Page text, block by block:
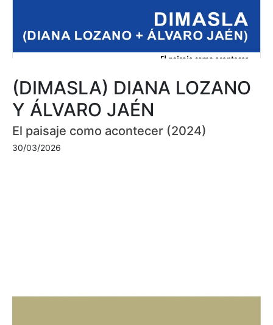
(DIMASLA) DIANA LOZANO
Y ÁLVARO JAÉN
El paisaje como acontecer (2024)
30/03/2026